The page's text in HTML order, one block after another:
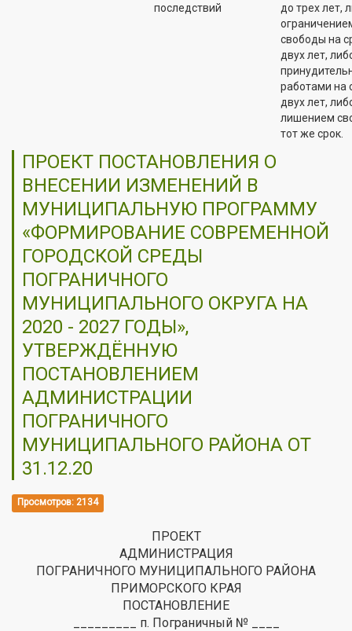
последствий
до трех лет,
свободы на
двух лет,
работами на
двух лет,
лишением
тот же срок.
ПРОЕКТ ПОСТАНОВЛЕНИЯ О
ВНЕСЕНИИ ИЗМЕНЕНИЙ В
МУНИЦИПАЛЬНУЮ ПРОГРАММУ
«ФОРМИРОВАНИЕ СОВРЕМЕННОЙ
ГОРОДСКОЙ СРЕДЫ
ПОГРАНИЧНОГО
МУНИЦИПАЛЬНОГО ОКРУГА НА
2020 - 2027 ГОДЫ»,
УТВЕРЖДЁННУЮ
ПОСТАНОВЛЕНИЕМ
АДМИНИСТРАЦИИ
ПОГРАНИЧНОГО
МУНИЦИПАЛЬНОГО РАЙОНА ОТ
31.12.20
Просмотров: 2134
ПРОЕКТ
АДМИНИСТРАЦИЯ
ПОГРАНИЧНОГО МУНИЦИПАЛЬНОГО РАЙОНА
ПРИМОРСКОГО КРАЯ
ПОСТАНОВЛЕНИЕ
_________ п. Пограничный № ____